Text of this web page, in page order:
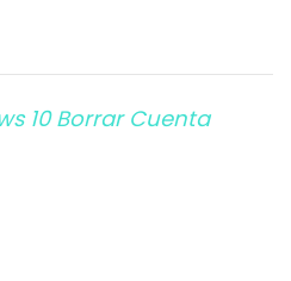
10 Borrar Cuenta